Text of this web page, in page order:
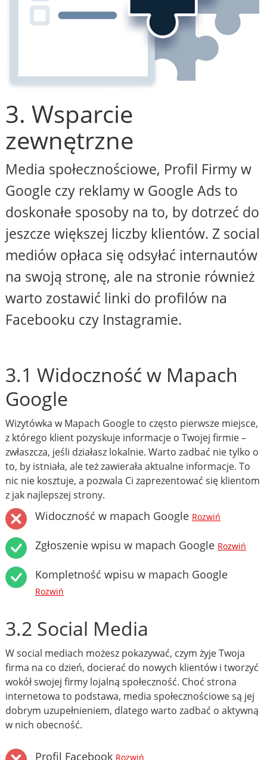
3. Wsparcie
zewnętrzne
Media społecznościowe, Profil Firmy w
Google czy reklamy w Google Ads to
doskonałe sposoby na to, by dotrzeć do
jeszcze większej liczby klientów. Z social
mediów opłaca się odsyłać internautów
na swoją stronę, ale na stronie również
warto zostawić linki do profilów na
Facebooku czy Instagramie.
3.1 Widoczność w Mapach
Google
Wizytówka w Mapach Google to często pierwsze miejsce,
z którego klient pozyskuje informacje o Twojej firmie –
zwłaszcza, jeśli działasz lokalnie. Warto zadbać nie tylko o
to, by istniała, ale też zawierała aktualne informacje. To
nic nie kosztuje, a pozwala Ci zaprezentować się klientom
z jak najlepszej strony.
Widoczność w mapach Google Rozwiń
Zgłoszenie wpisu w mapach Google Rozwiń
Kompletność wpisu w mapach Google
Rozwiń
3.2 Social Media
W social mediach możesz pokazywać, czym żyje Twoja
firma na co dzień, docierać do nowych klientów i tworzyć
wokół swojej firmy lojalną społeczność. Choć strona
internetowa to podstawa, media społecznościowe są jej
dobrym uzupełnieniem, dlatego warto zadbać o aktywną
w nich obecność.
Profil Facebook